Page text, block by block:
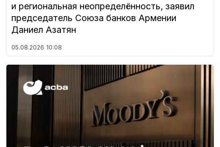
и региональная неопределённость, заявил
председатель Союза банков Армении
Даниел Азатян
05.08.2026 10:08